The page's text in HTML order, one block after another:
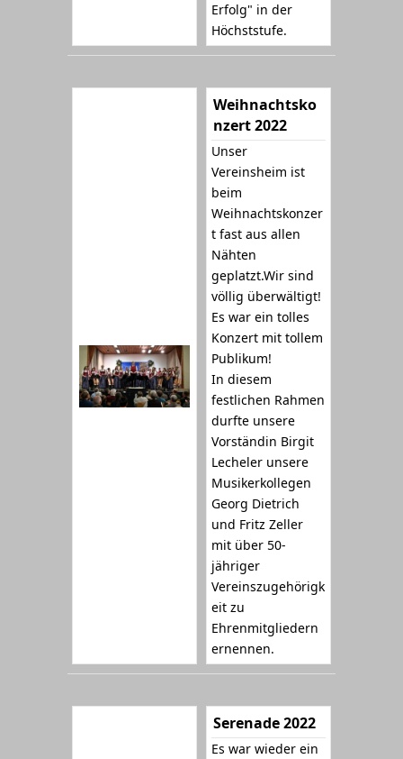
Erfolg" in der
Höchststufe.
Weihnachtsko
nzert 2022
Unser
Vereinsheim ist
beim
Weihnachtskonzer
t fast aus allen
Nähten
geplatzt.Wir sind
völlig überwältigt!
Es war ein tolles
Konzert mit tollem
Publikum!
In diesem
festlichen Rahmen
durfte unsere
Vorständin Birgit
Lecheler unsere
Musikerkollegen
Georg Dietrich
und Fritz Zeller
mit über 50-
jähriger
Vereinszugehörigk
eit zu
Ehrenmitgliedern
ernennen.
Serenade 2022
Es war wieder ein